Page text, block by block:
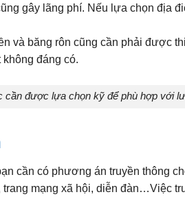
gây lãng phí. Nếu lựa chọn địa
và băng rôn cũng cần phải được
đáng có.
cần được lựa chọn kỹ để phù hợp với
cần có phương án truyền thông
mạng xã hội, diễn đàn…Việc